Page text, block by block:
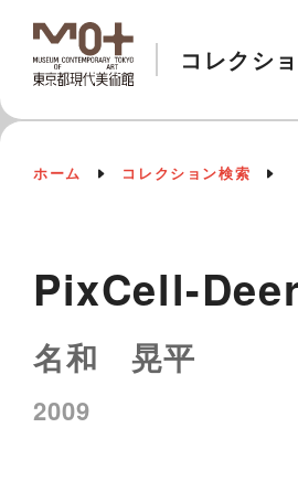
コレクシ
ホーム コレクション検索
PixCell-
名和 晃平
2009